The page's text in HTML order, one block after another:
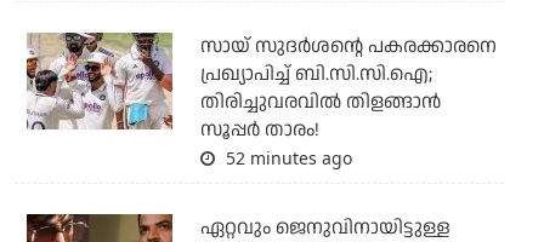
സായ് സുദര്‍ശന്റെ പകരക്കാരനെ
പ്രഖ്യാപിച്ച് ബി.സി.സി.ഐ;
തിരിച്ചുവരവില്‍ തിളങ്ങാന്‍
സൂപ്പര്‍ താരം!
52 minutes ago
ഏറ്റവും ജെനുവിനായിട്ടുള്ള